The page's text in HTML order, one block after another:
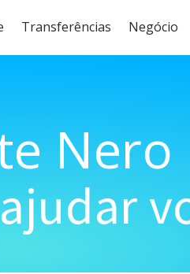
Transferências Negócio
Nero